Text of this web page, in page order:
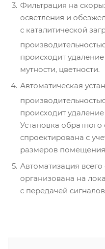
Фильтрация на
осветления и
с каталитической
происходит
мутности, цветности.
Автоматическая
происходит
Установка
спроектирована с
размеров
Автоматизация
организована на
с передачей